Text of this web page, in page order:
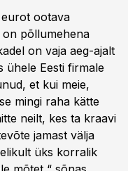
ootava
on põllumehena
on vaja aeg-ajalt
ühele Eesti firmale
et kui meie,
mingi raha kätte
neilt, kes ta kraavi
jamast välja
üks korralik